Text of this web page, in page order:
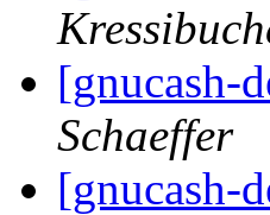
[gnucash-
Schaeffer
[gnucash-